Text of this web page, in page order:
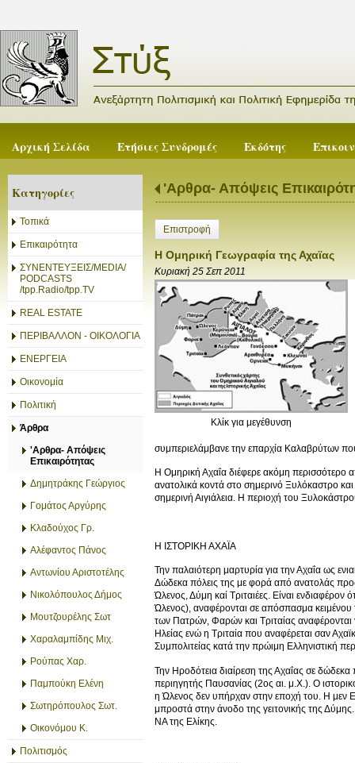
Αρχική Σελίδα Ετήσιες Συνδρομές Εκδότης
Κατηγορίες
Τοπικά
Επικαιρότητα
ΣΥΝΕΝΤΕΥΞΕΙΣ/MEDIA/
PODCASTS
/tpp.Radio/tpp.TV
REAL ESTATE
ΠΕΡΙΒΑΛΛΟΝ - ΟΙΚΟΛΟΓΙΑ
ΕΝΕΡΓΕΙΑ
Οικονομία
Πολιτική
Άρθρα
'Αρθρα- Απόψεις
Επικαιρότητας
Δημητράκης Γεώργιος
Γομάτος Αργύρης
Κλαδούχος Γρ.
Αλέφαντος Πάνος
Αντωνίου Αριστοτέλης
Νικολόπουλος Δήμος
Μουτζουρέλης Σωτ
Χαραλαμπίδης Μιχ.
Ρούπας Χαρ.
Παμπούκη Ελένη
Σωτηρόπουλος Σωτ.
Οικονόμου Κ.
Πολιτισμός
'Αρθρα- Απόψεις
Επιστροφή
Η Ομηρική Γεωγραφία της Αχαϊας
Κυριακή 25 Σεπ 2011
Κλίκ για μεγέθυνση
συμπεριελάμβανε την επαρχία Καλαβρύτων
Η Ομηρική Αχαΐα διέφερε ακόμη περισσότερο
ανατολικά κοντά στο σημερινό Ξυλόκαστρο
σημερινή Αιγιάλεια. Η περιοχή του
H ΙΣΤΟΡΙΚΗ ΑΧΑΪΑ
Την παλαιότερη μαρτυρία για την Αχαΐα ως
Δώδεκα πόλεις της με φορά από ανατολάς
Ώλενος, Δύμη καί Τριταιέες. Είναι
Ώλενος), αναφέρονται σε απόσπασμα κειμένου
των Πατρών, Φαρών και Τριταίας
Ηλείας ενώ η Τριταία που αναφέρεται σαν
Συμπολιτείας κατά την πρώιμη Ελληνιστική
Την Ηροδότεια διαίρεση της Αχαΐας σε
περιηγητής Παυσανίας (2ος αι. μ.Χ.). Ο
η Ώλενος δεν υπήρχαν στην εποχή του. Η μεν
μπροστά στην άνοδο της γειτονικής της
ΝΑ της Ελίκης.